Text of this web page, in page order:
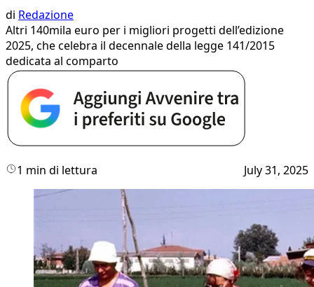
di Redazione
Altri 140mila euro per i migliori progetti dell’edizione
2025, che celebra il decennale della legge 141/2015
dedicata al comparto
1 min di lettura July 31, 2025